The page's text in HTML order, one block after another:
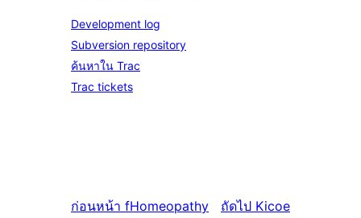
Development log
Subversion repository
ค้นหาใน Trac
Trac tickets
ก่อนหน้า fHomeopathy ถัดไป Kicoe